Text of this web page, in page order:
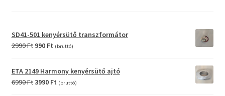
SD41-501 kenyérsütő transzformátor
2990Ft Original
990 FtCurrent
990 Ft.
(bruttó)
ETA 2149 Harmony kenyérsütő ajtó
6990Ft Original
3990 FtCurrent
(bruttó)